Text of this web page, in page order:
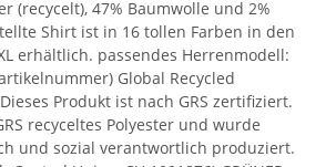
(recycelt), 47% Baumwolle und 2%
Shirt ist in 16 tollen Farben in den
erhältlich. passendes Herrenmodell:
Global Recycled
Produkt ist nach GRS zertifiziert.
recyceltes Polyester und wurde
und sozial verantwortlich produziert.